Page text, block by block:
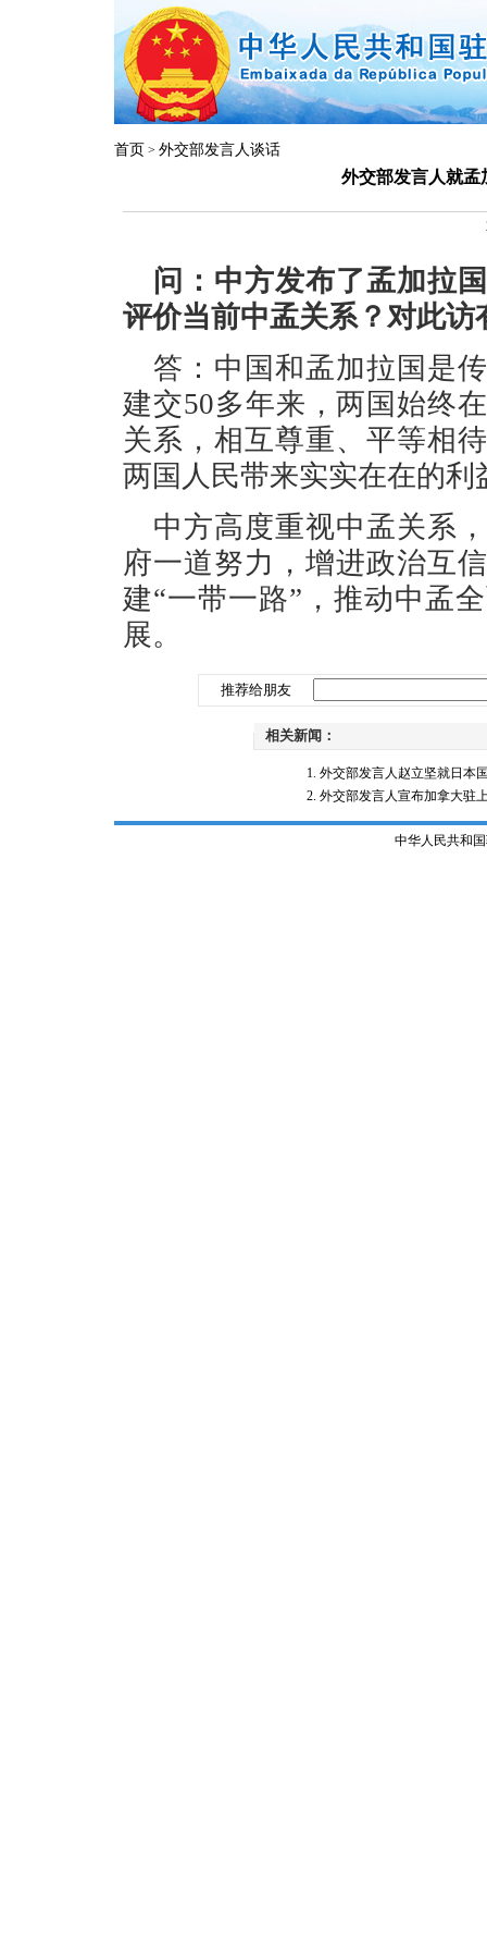
首页 > 外交部发言人谈话
外交部发言人就孟
问：中方发布了孟加拉
评价当前中孟关系？对此访
答：中国和孟加拉国是
建交50多年来，两国始终
关系，相互尊重、平等相
两国人民带来实实在在的利
中方高度重视中孟关系
府一道努力，增进政治互
建“一带一路”，推动中孟
展。
推荐给朋友
相关新闻：
外交部发言人赵立坚就日本
外交部发言人宣布加拿大驻
中华人民共和